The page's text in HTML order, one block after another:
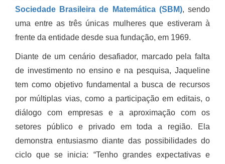
Sociedade Brasileira de Matemática (SBM), sendo
uma entre as três únicas mulheres que estiveram à
frente da entidade desde sua fundação, em 1969.
Diante de um cenário desafiador, marcado pela falta
de investimento no ensino e na pesquisa, Jaqueline
tem como objetivo fundamental a busca de recursos
por múltiplas vias, como a participação em editais, o
diálogo com empresas e a aproximação com os
setores público e privado em toda a região. Ela
demonstra entusiasmo diante das possibilidades do
ciclo que se inicia: “Tenho grandes expectativas e